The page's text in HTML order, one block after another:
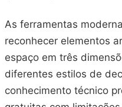
As ferramentas
reconhecer elementos
espaço em três
diferentes estilos de
conhecimento técnico